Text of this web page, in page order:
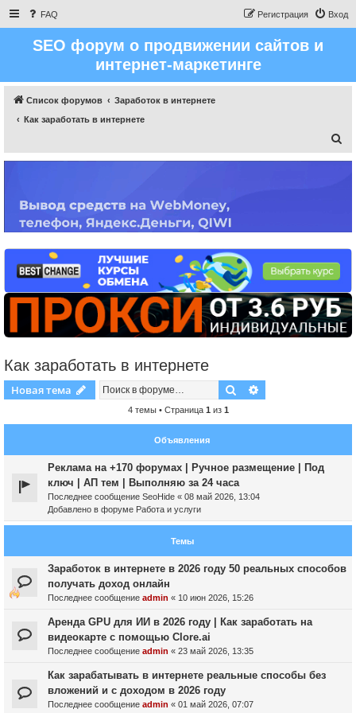
FAQ Вход
Регистрация
SEO форум о продвижении сайтов и
интернет-маркетинге
Список форумов
Заработок в интернете
Как заработать в интернете
Как заработать в интернете
Новая тема Поиск
4 темы • Страница 1 из 1
Объявления
Реклама на +170 форумах | Ручное размещение | Под
ключ | АП тем | Выполняю за 24 часа
Последнее сообщение SeoHide « 08 май 2026, 13:04
Добавлено в форуме Работа и услуги
Темы
Заработок в интернете в 2026 году 50 реальных способов
получать доход онлайн
Последнее сообщение admin « 10 июн 2026, 15:26
Аренда GPU для ИИ в 2026 году | Как заработать на
видеокарте с помощью Clore.ai
Последнее сообщение admin « 23 май 2026, 13:35
Как зарабатывать в интернете реальные способы без
вложений и с доходом в 2026 году
Последнее сообщение admin « 01 май 2026, 07:07